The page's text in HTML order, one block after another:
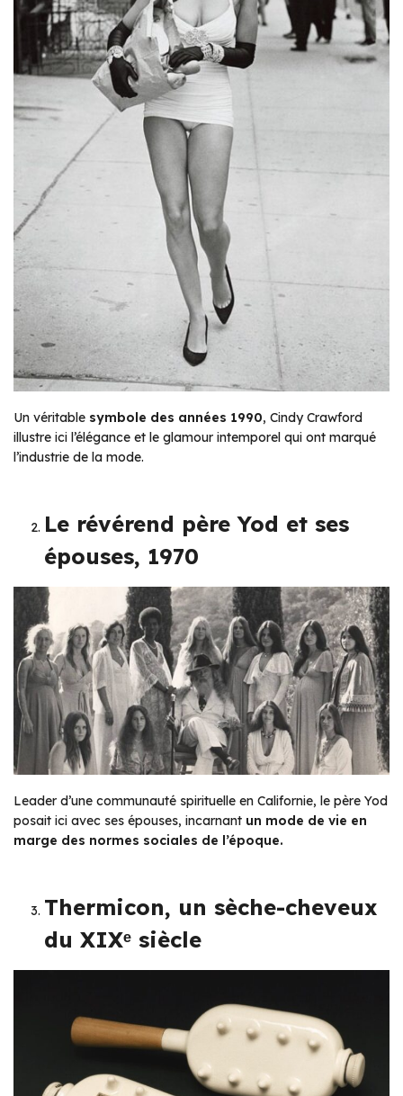
Un véritable symbole des années 1990, Cindy Crawford
illustre ici l’élégance et le glamour intemporel qui ont marqué
l’industrie de la mode.
Le révérend père Yod et ses
épouses, 1970
Leader d’une communauté spirituelle en Californie, le père Yod
posait ici avec ses épouses, incarnant un mode de vie en
marge des normes sociales de l’époque.
Thermicon, un sèche-cheveux
du XIXᵉ siècle